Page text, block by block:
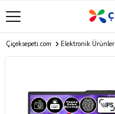
Çiçeksepeti.com Elektronik Ürünler